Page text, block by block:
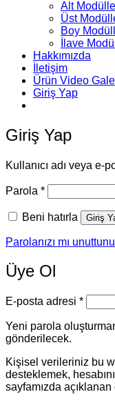
Alt
Üst
Boy
İlave
Hakkımızda
İletişim
Ürün Video
Giriş Yap
Giriş Yap
Kullanıcı adı veya e-
Parola *Gerekli
Beni hatırla Giriş
Parolanızı mı
Üye Ol
E-posta adresi *Gerekli
Yeni parola
gönderilecek.
Kişisel verileriniz bu
desteklemek,
sayfamızda